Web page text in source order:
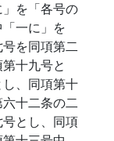
を「各号の
一に」を
号を同項第二
十九号と
、同項第十
十二条の二
とし、同項